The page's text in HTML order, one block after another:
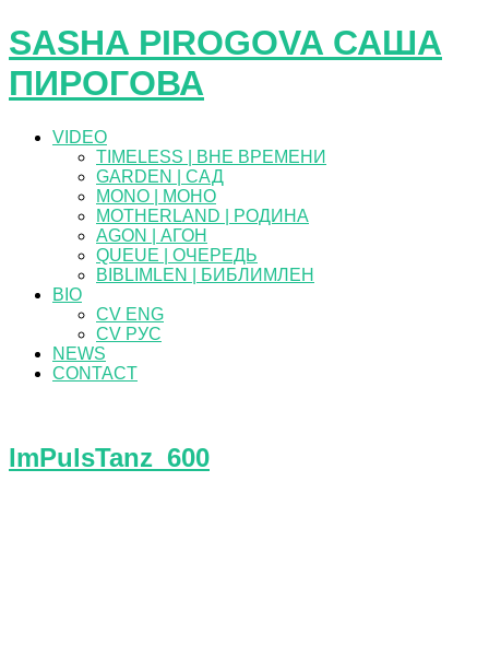
SASHA PIROGOVA САША
ПИРОГОВА
VIDEO
TIMELESS | ВНЕ ВРЕМЕНИ
GARDEN | САД
MONO | МОНО
MOTHERLAND | РОДИНА
AGON | АГОН
QUEUE | ОЧЕРЕДЬ
BIBLIMLEN | БИБЛИМЛЕН
BIO
CV ENG
CV РУС
NEWS
CONTACT
ImPulsTanz_600